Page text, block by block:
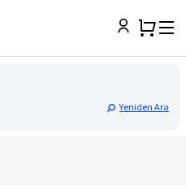
Yeniden Ara